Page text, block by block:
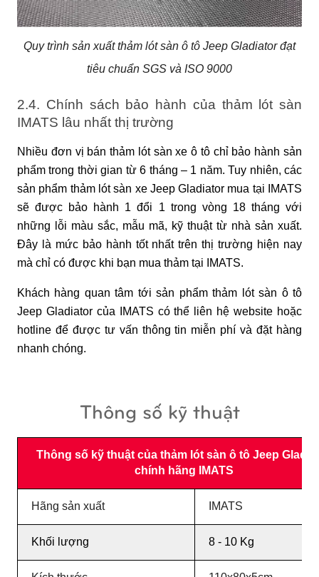
Quy trình sản xuất thảm lót sàn ô tô Jeep Gladiator đạt
tiêu chuẩn SGS và ISO 9000
2.4. Chính sách bảo hành của thảm lót sàn
IMATS lâu nhất thị trường
Nhiều đơn vị bán thảm lót sàn xe ô tô chỉ bảo hành sản
phẩm trong thời gian từ 6 tháng – 1 năm. Tuy nhiên, các
sản phẩm thảm lót sàn xe Jeep Gladiator mua tại IMATS
sẽ được bảo hành 1 đổi 1 trong vòng 18 tháng với
những lỗi màu sắc, mẫu mã, kỹ thuật từ nhà sản xuất.
Đây là mức bảo hành tốt nhất trên thị trường hiện nay
mà chỉ có được khi bạn mua thảm tại IMATS.
Khách hàng quan tâm tới sản phẩm thảm lót sàn ô tô
Jeep Gladiator của IMATS có thể liên hệ website hoặc
hotline để được tư vấn thông tin miễn phí và đặt hàng
nhanh chóng.
Thông số kỹ thuật
Thông số kỹ thuật của thảm lót sàn ô tô Jeep
chính hãng IMATS
Hãng sản xuất IMATS
Khối lượng 8 - 10 Kg